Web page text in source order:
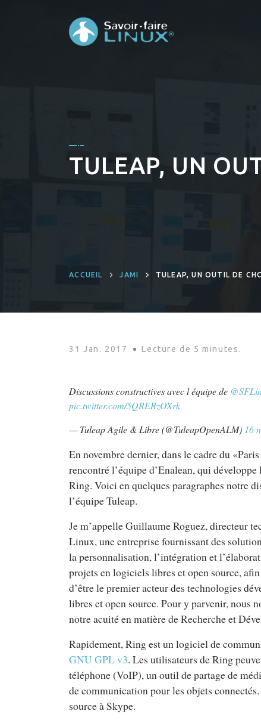
TULEAP, UN
ACCUEIL JAMI TULEAP, UN OUTIL DE
31 Jan. 2017 Lecture de 5 minutes.
Discussions constructives avec l équipe de
pic.twitter.com/5QRERzOXrk
— Tuleap Agile & Libre (@TuleapOpenALM) 16
En novembre dernier, dans le cadre du
rencontré l’équipe d’Enalean, qui
Ring. Voici en quelques paragraphes notre
l’équipe Tuleap.
Je m’appelle Guillaume Roguez, directeur
Linux, une entreprise fournissant des
la personnalisation, l’intégration et
projets en logiciels libres et open source,
d’être le premier acteur des technologies
libres et open source. Pour y parvenir, nous
notre acuité en matière de Recherche et
Rapidement, Ring est un logiciel de
GNU GPL v3. Les utilisateurs de Ring
téléphone (VoIP), un outil de partage de
de communication pour les objets
source à Skype.